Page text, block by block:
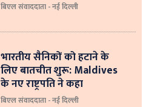
बिएल संवाददाता - नई दिल्ली
भारतीय सैनिकों को हटाने के
लिए बातचीत शुरू: Maldives
के नए राष्ट्रपति ने कहा
बिएल संवाददाता - नई दिल्‍ली